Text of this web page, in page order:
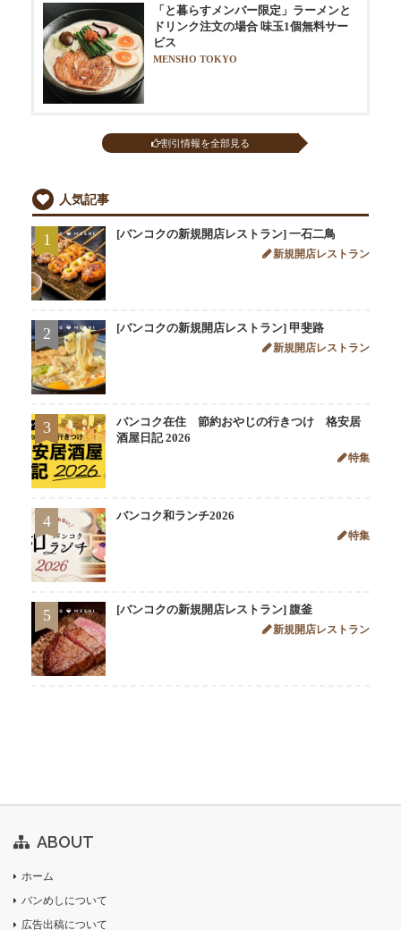
「と暮らすメンバー限定」ラーメンと
ドリンク注文の場合 味玉1個無料サー
ビス
MENSHO TOKYO
割引情報を全部見る
人気記事
1 [バンコクの新規開店レストラン] 一石二鳥
新規開店レストラン
2 [バンコクの新規開店レストラン] 甲斐路
新規開店レストラン
3
バンコク在住 節約おやじの行きつけ 格安居
酒屋日記 2026
特集
4 バンコク和ランチ2026
特集
5 [バンコクの新規開店レストラン] 腹釜
新規開店レストラン
ABOUT
ホーム
バンめしについて
広告出稿について